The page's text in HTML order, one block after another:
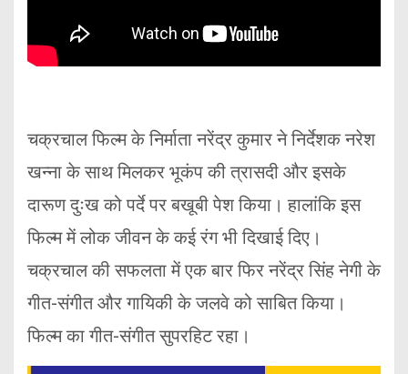
चक्रचाल फिल्म के निर्माता नरेंद्र कुमार ने निर्देशक नरेश
खन्ना के साथ मिलकर भूकंप की त्रासदी और इसके
दारूण दुःख को पर्दे पर बखूबी पेश किया। हालांकि इस
फिल्म में लोक जीवन के कई रंग भी दिखाई दिए।
चक्रचाल की सफलता में एक बार फिर नरेंद्र सिंह नेगी के
गीत-संगीत और गायिकी के जलवे को साबित किया।
फिल्म का गीत-संगीत सुपरहिट रहा।